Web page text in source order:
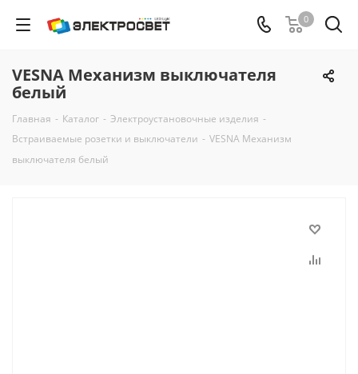
0
VESNA Механизм выключателя
белый
Главная - Каталог - Электроустановочные изделия -
Встраиваемые розетки и выключатели - VESNA Механизм
выключателя белый